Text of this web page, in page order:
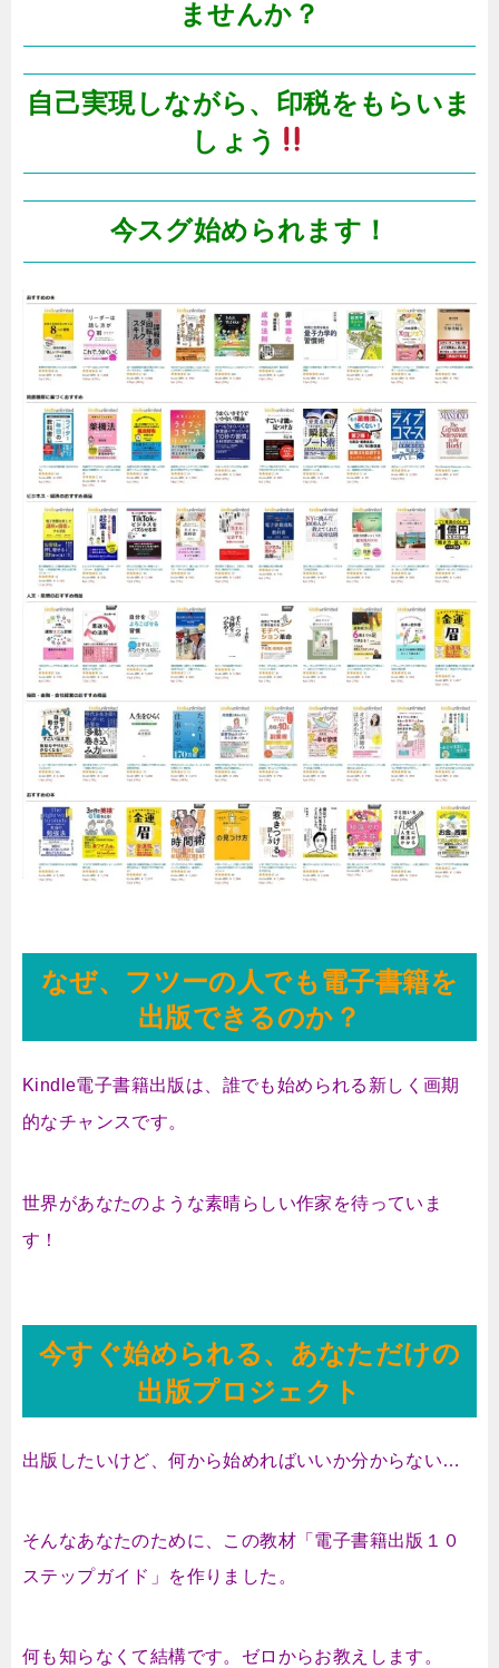
ませんか？
自己実現しながら、印税をもらいま
しょう
今スグ始められます！
なぜ、フツーの人でも電子書籍を
出版できるのか？
Kindle電子書籍出版は、誰でも始められる新しく画期
的なチャンスです。
世界があなたのような素晴らしい作家を待っていま
す！
今すぐ始められる、あなただけの
出版プロジェクト
出版したいけど、何から始めればいいか分からない…
そんなあなたのために、この教材 「電子書籍出版１０
ステップガイド」
を作りました。
何も知らなくて結構です。ゼロからお教えします。